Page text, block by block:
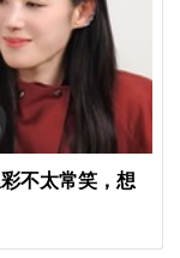
不太常笑，想